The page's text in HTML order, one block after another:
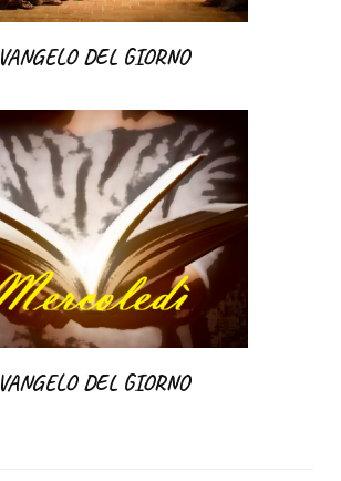
VANGELO DEL GIORNO
VANGELO DEL GIORNO